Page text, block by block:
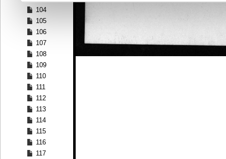
104
105
106
107
108
109
110
111
112
113
114
115
116
117